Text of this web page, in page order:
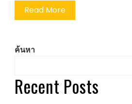
Read More
ค้นหา
Recent Posts